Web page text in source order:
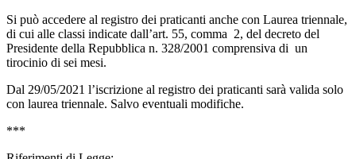
Si può accedere al registro dei praticanti anche con Laurea triennale,
di cui alle classi indicate dall’art. 55, comma 2, del decreto del
Presidente della Repubblica n. 328/2001 comprensiva di un
tirocinio di sei mesi.
Dal 29/05/2021 l’iscrizione al registro dei praticanti sarà valida solo
con laurea triennale. Salvo eventuali modifiche.
***